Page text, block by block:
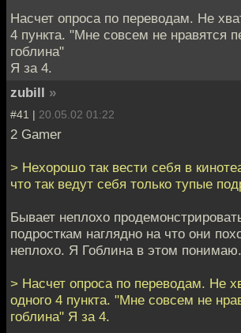
Насчет опроса по переводам. Не
4 пункта. "Мне совсем не нравятся
гоблина"
Я за 4.
zubill »
#41 | 20.05.02 01:22
2 Gamer
> Нехорошо так вести себя в
что так ведут себя только тупые
Бывает неплохо
подросткам наглядно на что они
неплохо. Я Гоблина в этом понимаю.
> Насчет опроса по переводам. Не
одного 4 пункта. "Мне совсем не
гоблина" Я за 4.